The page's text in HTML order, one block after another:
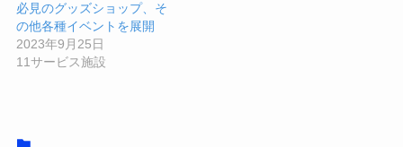
必見のグッズショップ、そ
の他各種イベントを展開
2023年9月25日
11サービス施設